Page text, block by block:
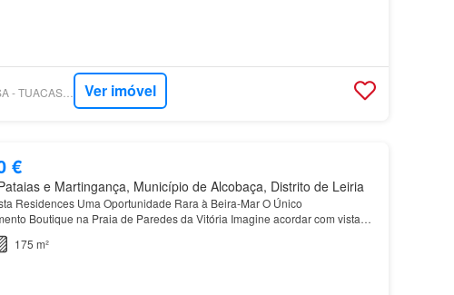
SUPERCASA - TUACASA PORTUGAL Ver imóvel
€
e Martingança, Município de Alcobaça, Distrito de Leiria
Residences Uma Oportunidade Rara à Beira-Mar O Único
Boutique na Praia de Paredes da Vitória Imagine acordar com vistas
para o oceano, sentir a brisa fresca do Atlântico no seu terr…
175 m²